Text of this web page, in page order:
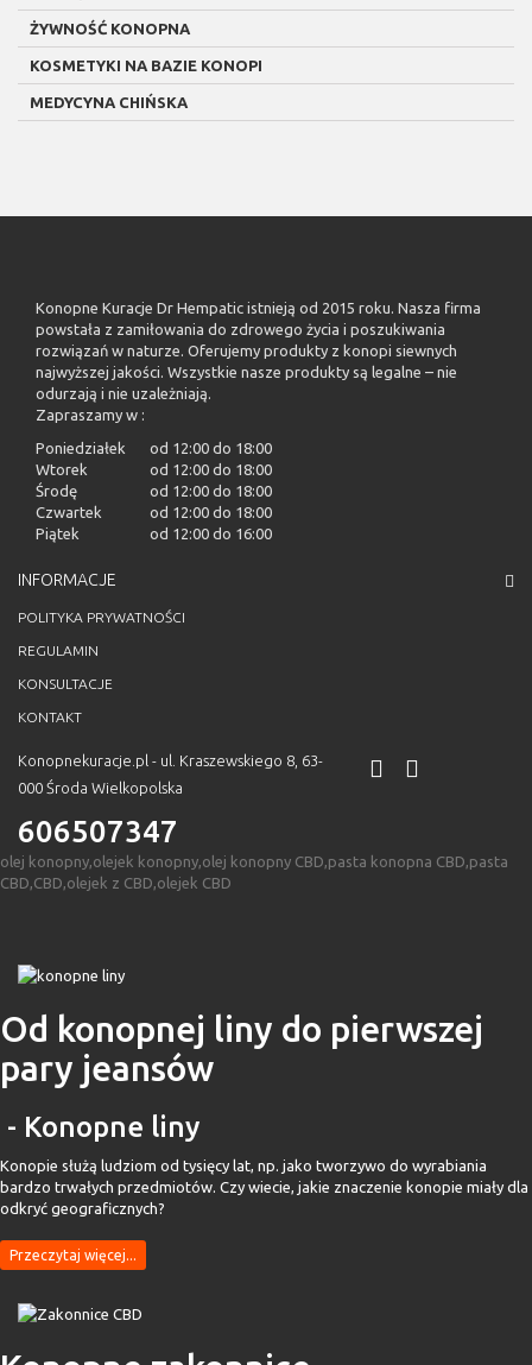
ŻYWNOŚĆ KONOPNA
KOSMETYKI NA BAZIE KONOPI
MEDYCYNA CHIŃSKA
Konopne Kuracje Dr Hempatic istnieją od 2015 roku. Nasza firma
powstała z zamiłowania do zdrowego życia i poszukiwania
rozwiązań w naturze. Oferujemy produkty z konopi siewnych
najwyższej jakości. Wszystkie nasze produkty są legalne – nie
odurzają i nie uzależniają.
Zapraszamy w :
Poniedziałek
od 12:00 do 18:00
Wtorek
od 12:00 do 18:00
Środę
od 12:00 do 18:00
Czwartek
od 12:00 do 18:00
Piątek
od 12:00 do 16:00
INFORMACJE
POLITYKA PRYWATNOŚCI
REGULAMIN
KONSULTACJE
KONTAKT
Konopnekuracje.pl - ul. Kraszewskiego 8, 63-
000 Środa Wielkopolska
606507347
olej konopny,olejek konopny,olej konopny CBD,pasta konopna CBD,pasta
CBD,CBD,olejek z CBD,olejek CBD
Od konopnej liny do pierwszej
pary jeansów
- Konopne liny
Konopie służą ludziom od tysięcy lat, np. jako tworzywo do wyrabiania
bardzo trwałych przedmiotów. Czy wiecie, jakie znaczenie konopie miały dla
odkryć geograficznych?
Przeczytaj więcej...